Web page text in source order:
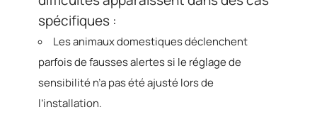
spécifiques :
Les animaux domestiques déclenchent
parfois de fausses alertes si le réglage de
sensibilité n’a pas été ajusté lors de
l’installation.